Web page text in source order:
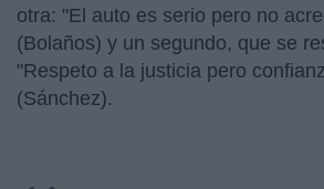
otra: "El auto es serio pero no
(Bolaños) y un segundo, que se
"Respeto a la justicia pero
(Sánchez).